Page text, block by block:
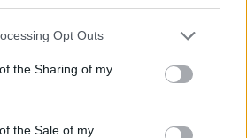
Opt Outs
the Sharing of my
the Sale of my
- Η πιο επιτυχημένη ταινία